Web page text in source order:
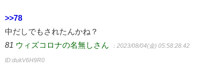
>>78
中だしでもされたんかね？
81 ウィズコロナの名無しさん ：2023/08/04(金) 05:58:28.42
ID:dukV6H9R0